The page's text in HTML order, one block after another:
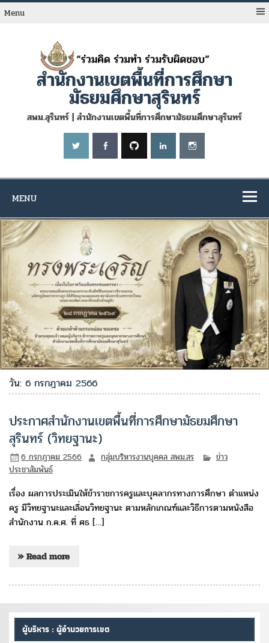
Skip
toMenu
สำนักงานเขตพื้นที่การศึกษา
มัธยมศึกษาสุรินทร์
สพม.สุรินทร์ | สำนักงานเขตพื้นที่การศึกษามัธยมศึกษาสุรินทร์
MENU
วัน:6 กรกฎาคม 2566
ประกาศสำนักงานเขตพื้นที่การศึกษามัธยมศึกษา
สุรินทร์ (วิทยฐานะ)
6 กรกฎาคม 2566 กลุ่มบริหารงานบุคคล สพม.สร
ข่าว
ประชาสัมพันธ์
เรื่อง ผลการประเมินให้ข้าราชการครูและบุคลากรทางการศึกษา ตำแหน่ง
ครู มีวิทยฐานะและเลื่อนวิทยฐานะ ตามหลักเกณฑ์และวิธีการตามหนังสือ
สำนักงาน ก.ค.ศ. ที่ ศธ […]
» Read more
ผู้บริหาร : ผู้อำนวยการเขต